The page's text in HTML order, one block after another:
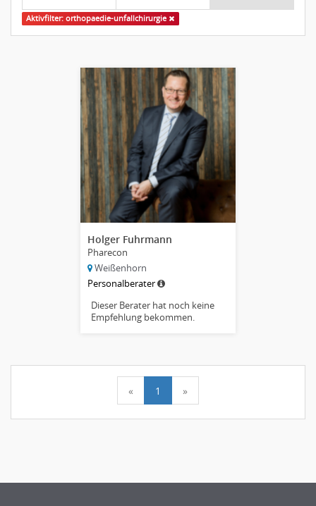
Aktivfilter: orthopaedie-unfallchirurgie
Holger Fuhrmann
Pharecon
Weißenhorn
Personalberater
Dieser Berater hat noch keine
Empfehlung bekommen.
« 1 »